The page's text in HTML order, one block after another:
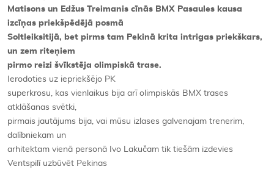
Matisons un Edžus Treimanis cīnās BMX Pasaules kausa
izcīņas priekšpēdējā posmā
Soltleiksitijā, bet pirms tam Pekinā krita intrigas priekškars,
un zem riteņiem
pirmo reizi švīkstēja olimpiskā trase.
Ierodoties uz iepriekšējo PK
superkrosu, kas vienlaikus bija arī olimpiskās BMX trases
atklāšanas svētki,
pirmais jautājums bija, vai mūsu izlases galvenajam trenerim,
dalībniekam un
arhitektam vienā personā Ivo Lakučam tik tiešām izdevies
Ventspilī uzbūvēt Pekinas